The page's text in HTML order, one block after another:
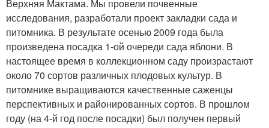
Верхняя Мактама. Мы провели почвенные
исследования, разработали проект закладки сада и
питомника. В результате осенью 2009 года была
произведена посадка 1-ой очереди сада яблони. В
настоящее время в коллекционном саду произрастают
около 70 сортов различных плодовых культур. В
питомнике выращиваются качественные саженцы
перспективных и районированных сортов. В прошлом
году (на 4-й год после посадки) был получен первый